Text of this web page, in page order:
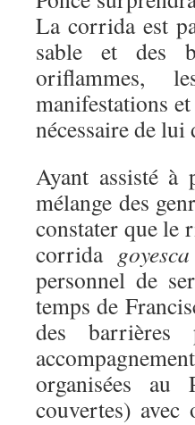
La corrida est
sable et des
oriflammes,
manifestations
nécessaire de
Ayant assisté à
mélange des
constater que le
corrida goyesca
personnel de
temps de
des
organisées au
couvertes)